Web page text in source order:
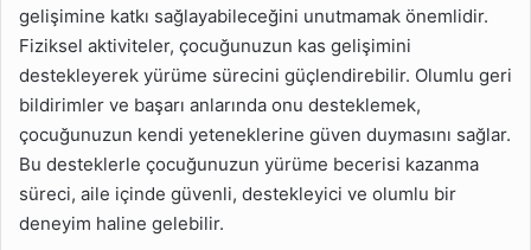
gelişimine katkı sağlayabileceğini unutmamak önemlidir.
Fiziksel aktiviteler, çocuğunuzun kas gelişimini
destekleyerek yürüme sürecini güçlendirebilir. Olumlu geri
bildirimler ve başarı anlarında onu desteklemek,
çocuğunuzun kendi yeteneklerine güven duymasını sağlar.
Bu desteklerle çocuğunuzun yürüme becerisi kazanma
süreci, aile içinde güvenli, destekleyici ve olumlu bir
deneyim haline gelebilir.